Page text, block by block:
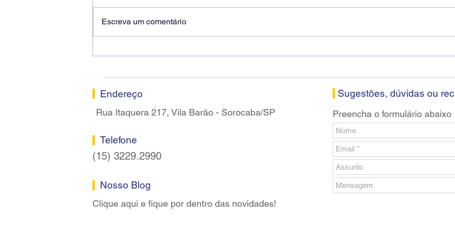
Escreva um comentário
Endereço
Rua Itaquera 217, Vila Barão - Sorocaba/SP
Telefone
(15) 3229.2990
Nosso Blog
Clique aqui e fique por dentro das novidades!
Sugestões, dúvidas ou
Preencha o formulário abaixo